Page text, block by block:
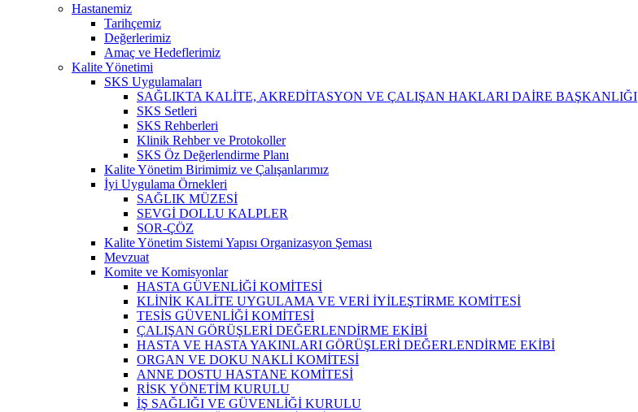
Hastanemiz
Tarihçemiz
Değerlerimiz
Amaç ve Hedeflerimiz
Kalite Yönetimi
SKS Uygulamaları
SAĞLIKTA KALİTE, AKREDİTASYON VE ÇALIŞAN HAKLARI DAİRE BAŞKANLIĞI
SKS Setleri
SKS Rehberleri
Klinik Rehber ve Protokoller
SKS Öz Değerlendirme Planı
Kalite Yönetim Birimimiz ve Çalışanlarımız
İyi Uygulama Örnekleri
SAĞLIK MÜZESİ
SEVGİ DOLLU KALPLER
SOR-ÇÖZ
Kalite Yönetim Sistemi Yapısı Organizasyon Şeması
Mevzuat
Komite ve Komisyonlar
HASTA GÜVENLİĞİ KOMİTESİ
KLİNİK KALİTE UYGULAMA VE VERİ İYİLEŞTİRME KOMİTESİ
TESİS GÜVENLİĞİ KOMİTESİ
ÇALIŞAN GÖRÜŞLERİ DEĞERLENDİRME EKİBİ
HASTA VE HASTA YAKINLARI GÖRÜŞLERİ DEĞERLENDİRME EKİBİ
ORGAN VE DOKU NAKLİ KOMİTESİ
ANNE DOSTU HASTANE KOMİTESİ
RİSK YÖNETİM KURULU
İŞ SAĞLIĞI VE GÜVENLİĞİ KURULU